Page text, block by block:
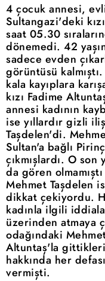
4 çocuk annesi,
Sultangazi'deki
saat 05.30
dönemedi. 42
sadece evden
görüntüsü
kala kayıplara
kızı Fadime
annesi kadının
ise yıllardır gizli
Taşdelen'di.
Sultan'a bağlı
çıkmışlardı. O
da gören
Mehmet Taşdelen
dikkat çekiyordu.
kadınla ilgili
üzerinden atmaya
odağındaki
Altuntaş'la
hakkında her
vermişti.